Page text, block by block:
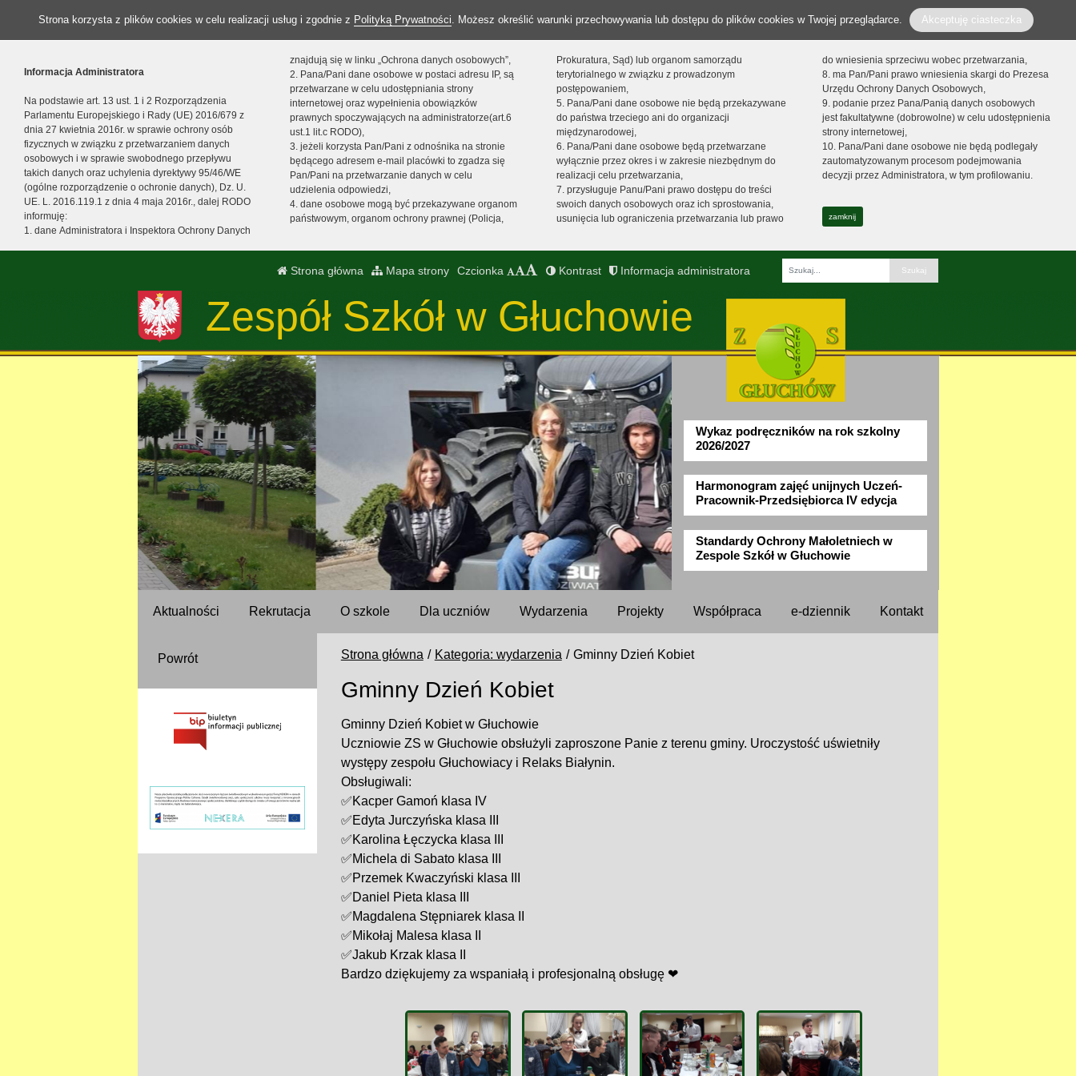
Strona korzysta z plików cookies w celu realizacji usług i zgodnie z Polityką Prywatności. Możesz określić warunki przechowywania lub dostępu do plików cookies w Twojej przeglądarce. Akceptuję ciasteczka
Informacja Administratora
Na podstawie art. 13 ust. 1 i 2 Rozporządzenia
Parlamentu Europejskiego i Rady (UE) 2016/679 z
dnia 27 kwietnia 2016r. w sprawie ochrony osób
fizycznych w związku z przetwarzaniem danych
osobowych i w sprawie swobodnego przepływu
takich danych oraz uchylenia dyrektywy 95/46/WE
(ogólne rozporządzenie o ochronie danych), Dz. U.
UE. L. 2016.119.1 z dnia 4 maja 2016r., dalej RODO
informuję:
1. dane Administratora i Inspektora Ochrony Danych
znajdują się w linku „Ochrona danych osobowych”,
2. Pana/Pani dane osobowe w postaci adresu IP, są
przetwarzane w celu udostępniania strony
internetowej oraz wypełnienia obowiązków
prawnych spoczywających na administratorze(art.6
ust.1 lit.c RODO),
3. jeżeli korzysta Pan/Pani z odnośnika na stronie
będącego adresem e-mail placówki to zgadza się
Pan/Pani na przetwarzanie danych w celu
udzielenia odpowiedzi,
4. dane osobowe mogą być przekazywane organom
państwowym, organom ochrony prawnej (Policja,
Prokuratura, Sąd) lub organom samorządu
terytorialnego w związku z prowadzonym
postępowaniem,
5. Pana/Pani dane osobowe nie będą przekazywane
do państwa trzeciego ani do organizacji
międzynarodowej,
6. Pana/Pani dane osobowe będą przetwarzane
wyłącznie przez okres i w zakresie niezbędnym do
realizacji celu przetwarzania,
7. przysługuje Panu/Pani prawo dostępu do treści
swoich danych osobowych oraz ich sprostowania,
usunięcia lub ograniczenia przetwarzania lub prawo
do wniesienia sprzeciwu wobec przetwarzania,
8. ma Pan/Pani prawo wniesienia skargi do Prezesa
Urzędu Ochrony Danych Osobowych,
9. podanie przez Pana/Panią danych osobowych
jest fakultatywne (dobrowolne) w celu udostępnienia
strony internetowej,
10. Pana/Pani dane osobowe nie będą podlegały
zautomatyzowanym procesom podejmowania
decyzji przez Administratora, w tym profilowaniu.
zamknij
Strona główna Mapa strony Czcionka Kontrast Informacja administratora
Fraza
Zespół Szkół w Głuchowie
Wykaz podręczników na rok szkolny
2026/2027
Harmonogram zajęć unijnych Uczeń-
Pracownik-Przedsiębiorca IV edycja
Standardy Ochrony Małoletniech w
Zespole Szkół w Głuchowie
Aktualności Rekrutacja O szkole Dla uczniów Wydarzenia Projekty Współpraca e-dziennik Kontakt
Strona główna Kategoria: wydarzenia Gminny Dzień Kobiet
Gminny Dzień Kobiet
Gminny Dzień Kobiet w Głuchowie
Uczniowie ZS w Głuchowie obsłużyli zaproszone Panie z terenu gminy. Uroczystość uświetniły
występy zespołu Głuchowiacy i Relaks Białynin.
Obsługiwali:
✅Kacper Gamoń klasa IV
✅Edyta Jurczyńska klasa III
✅Karolina Łęczycka klasa III
✅Michela di Sabato klasa III
✅Przemek Kwaczyński klasa III
✅Daniel Pieta klasa III
✅Magdalena Stępniarek klasa II
✅Mikołaj Malesa klasa II
✅Jakub Krzak klasa II
Bardzo dziękujemy za wspaniałą i profesjonalną obsługę ❤
Powrót